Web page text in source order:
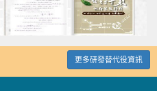
更多研發替代役資訊